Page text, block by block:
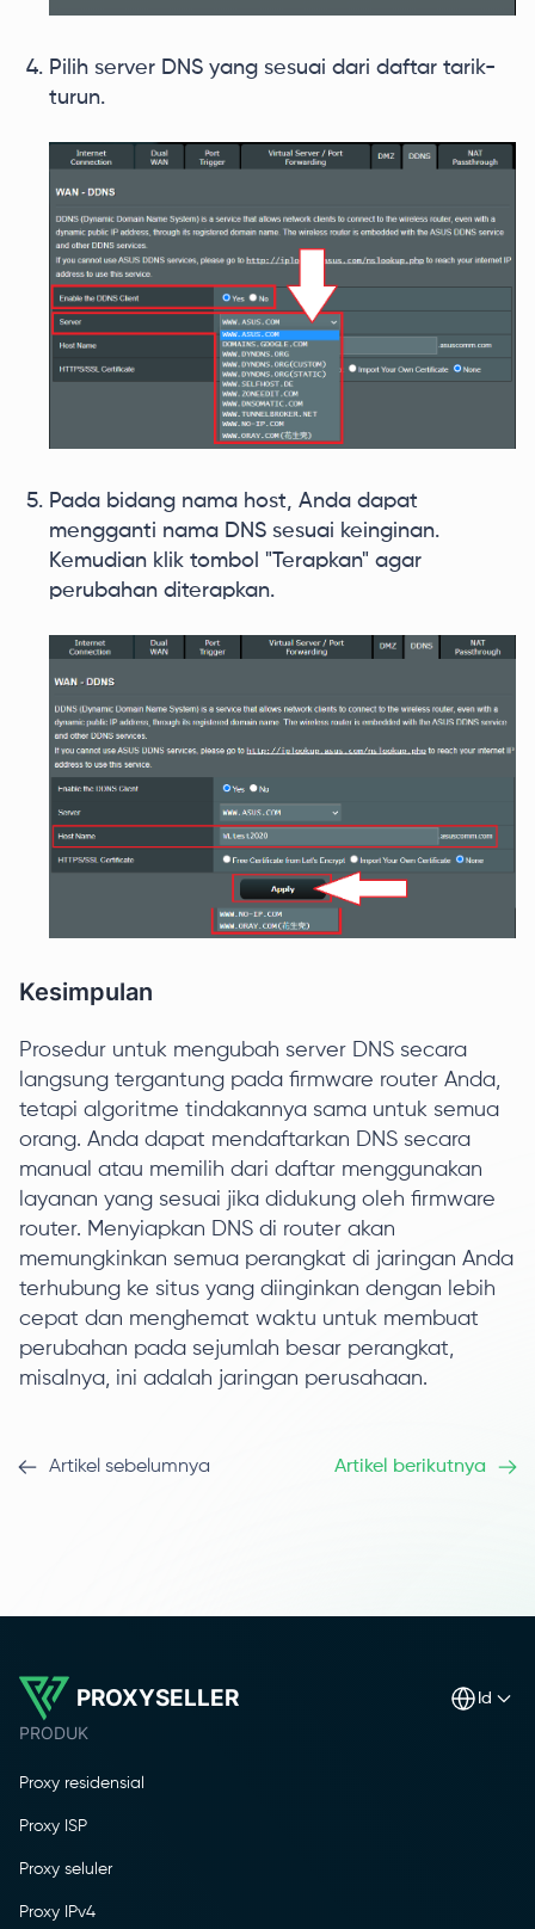
Pilih server DNS yang sesuai dari daftar tarik-
turun.
Pada bidang nama host, Anda dapat
mengganti nama DNS sesuai keinginan.
Kemudian klik tombol "Terapkan" agar
perubahan diterapkan.
Kesimpulan
Prosedur untuk mengubah server DNS secara
langsung tergantung pada firmware router Anda,
tetapi algoritme tindakannya sama untuk semua
orang. Anda dapat mendaftarkan DNS secara
manual atau memilih dari daftar menggunakan
layanan yang sesuai jika didukung oleh firmware
router. Menyiapkan DNS di router akan
memungkinkan semua perangkat di jaringan Anda
terhubung ke situs yang diinginkan dengan lebih
cepat dan menghemat waktu untuk membuat
perubahan pada sejumlah besar perangkat,
misalnya, ini adalah jaringan perusahaan.
Artikel sebelumnya Artikel berikutnya
PROXYSELLER id
PRODUK
Proxy residensial
Proxy ISP
Proxy seluler
Proxy IPv4